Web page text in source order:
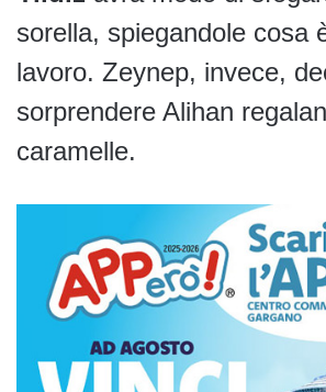
sorella, spiegandole cosa
lavoro. Zeynep, invece,
sorprendere Alihan
caramelle.